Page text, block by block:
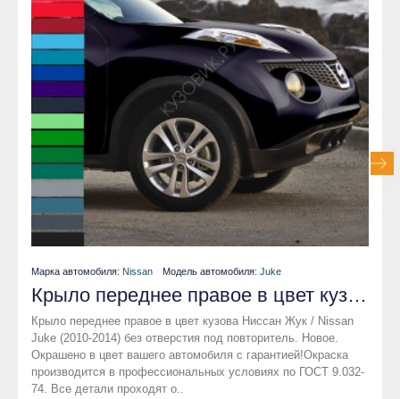
Марка автомобиля: Nissan Модель автомобиля: Juke
Крыло переднее правое в цвет кузова Nissan Juke (2010-2014) без отверстия под повторитель
Крыло переднее правое в цвет кузова Ниссан Жук / Nissan
Juke (2010-2014) без отверстия под повторитель. Новое.
Окрашено в цвет вашего автомобиля с гарантией!Окраска
производится в профессиональных условиях по ГОСТ 9.032-
74. Все детали проходят о..